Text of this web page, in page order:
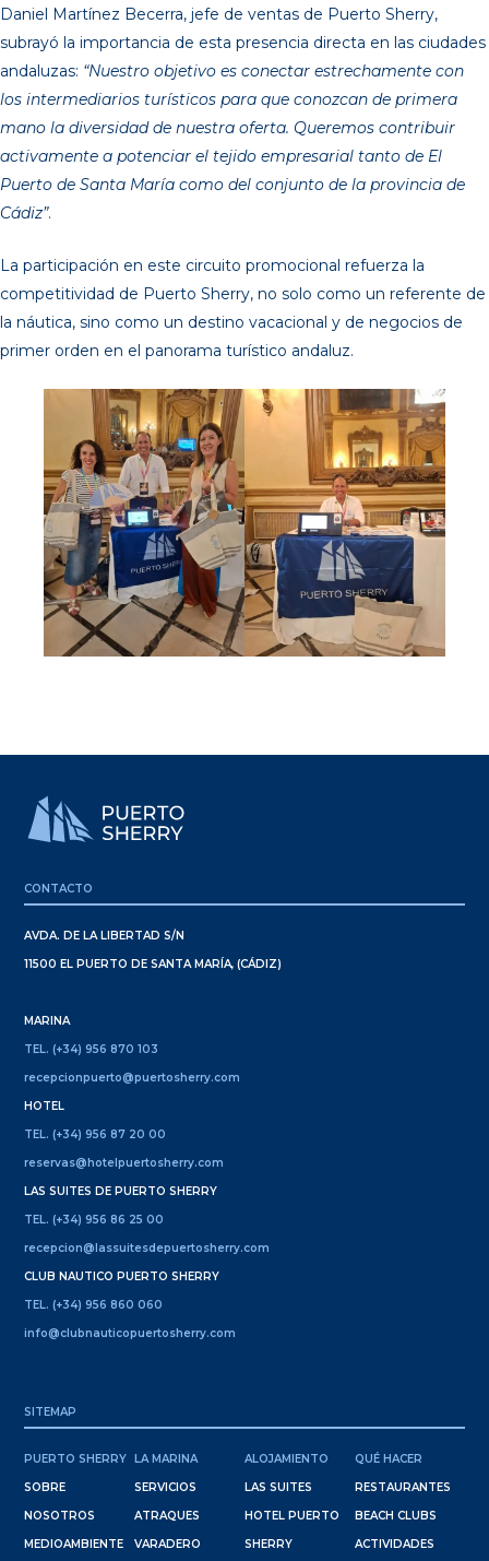
Daniel Martínez Becerra, jefe de ventas de Puerto Sherry,
subrayó la importancia de esta presencia directa en las ciudades
andaluzas: “Nuestro objetivo es conectar estrechamente con
los intermediarios turísticos para que conozcan de primera
mano la diversidad de nuestra oferta. Queremos contribuir
activamente a potenciar el tejido empresarial tanto de El
Puerto de Santa María como del conjunto de la provincia de
Cádiz”.
La participación en este circuito promocional refuerza la
competitividad de Puerto Sherry, no solo como un referente de
la náutica, sino como un destino vacacional y de negocios de
primer orden en el panorama turístico andaluz.
CONTACTO
AVDA. DE LA LIBERTAD S/N
11500 EL PUERTO DE SANTA MARÍA, (CÁDIZ)
MARINA
TEL. (+34) 956 870 103
recepcionpuerto@puertosherry.com
HOTEL
TEL. (+34) 956 87 20 00
reservas@hotelpuertosherry.com
LAS SUITES DE PUERTO SHERRY
TEL. (+34) 956 86 25 00
recepcion@lassuitesdepuertosherry.com
CLUB NAUTICO PUERTO SHERRY
TEL. (+34) 956 860 060
info@clubnauticopuertosherry.com
SITEMAP
PUERTO SHERRY
SOBRE
NOSOTROS
MEDIOAMBIENTE
LA MARINA
SERVICIOS
ATRAQUES
VARADERO
ALOJAMIENTO
LAS SUITES
HOTEL PUERTO
SHERRY
QUÉ HACER
RESTAURANTES
BEACH CLUBS
ACTIVIDADES